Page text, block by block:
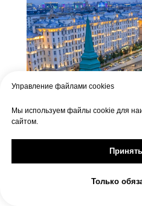
Управление файлами cookies
Мы используем файлы cookie для
сайтом.
Только